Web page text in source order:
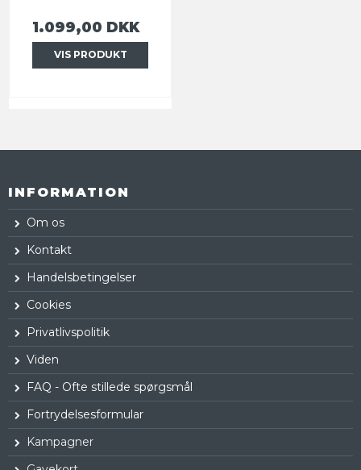
1.099,00 DKK
VIS PRODUKT
INFORMATION
Om os
Kontakt
Handelsbetingelser
Cookies
Privatlivspolitik
Viden
FAQ - Ofte stillede spørgsmål
Fortrydelsesformular
Kampagner